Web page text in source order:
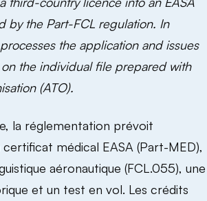
by the Part-FCL regulation. In
the application and issues
the individual file prepared with
(ATO).
la réglementation prévoit
médical EASA (Part-MED),
aéronautique (FCL.055), une
et un test en vol. Les crédits